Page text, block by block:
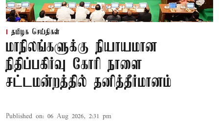
தமிழக செய்திகள்
மாநிலங்களுக்கு நியாயமான
நிதிப்பகிர்வு கோரி நாளை
சட்டமன்றத்தில் தனித்தீர்மானம்
Published on: 06 Aug 2026, 2:31 pm